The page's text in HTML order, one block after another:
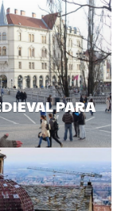
PARA